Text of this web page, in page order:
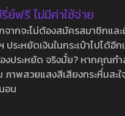
ย์ฟรี ไม่มีค่าใช้จ่าย
จากจะไม่ต้องสมัครสมาชิกแล
ประหยัดเงินในกระเป๋าไปได้อี
งประหยัด จริงมั้ย? หากคุณก
ภาพสวยแสงสีเสียงกระหึ่มส
อน